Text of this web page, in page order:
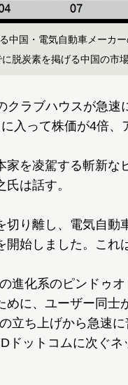
中国・電気自動車メーカ
に脱炭素を掲げる中国の市
ラブハウスが急速
入って株価が4倍、
を凌駕する斬新な
は話す。
切り離し、電気自
始しました。これ
進化系のピンドゥ
に、ユーザー同士
立ち上げから急速
ドットコムに次ぐ